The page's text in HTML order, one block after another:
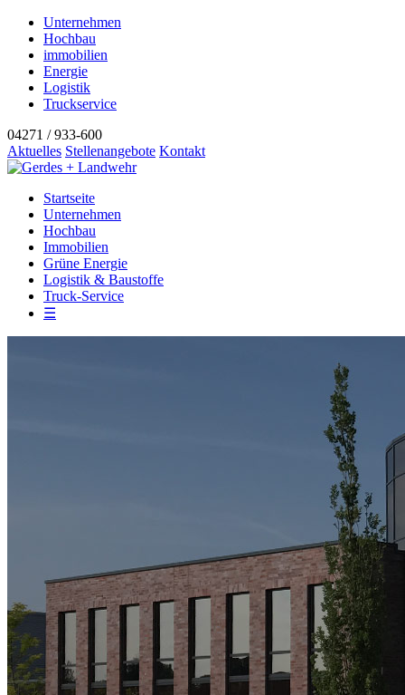
Unternehmen
Hochbau
immobilien
Energie
Logistik
Truckservice
04271 / 933-600
Aktuelles Stellenangebote Kontakt
Startseite
Unternehmen
Hochbau
Immobilien
Grüne Energie
Logistik & Baustoffe
Truck-Service
☰